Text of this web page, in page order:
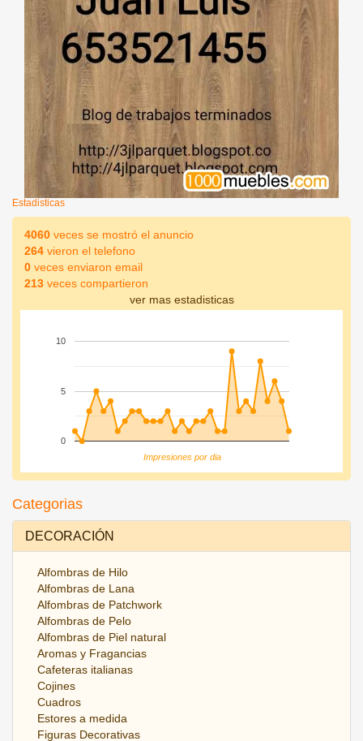
Estadisticas
4060 veces se mostró el anuncio
264 vieron el telefono
0 veces enviaron email
213 veces compartieron
ver mas estadisticas
0
5
10
Impresiones por dia
Categorias
DECORACIÓN
Alfombras de Hilo
Alfombras de Lana
Alfombras de Patchwork
Alfombras de Pelo
Alfombras de Piel natural
Aromas y Fragancias
Cafeteras italianas
Cojines
Cuadros
Estores a medida
Figuras Decorativas